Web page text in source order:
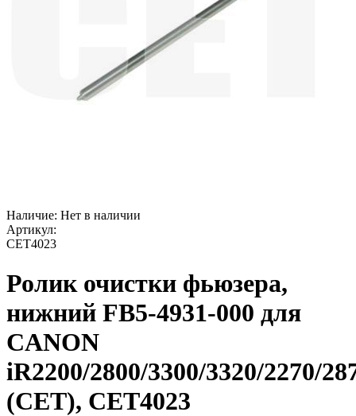
Наличие: Нет в наличии
Артикул:
CET4023
Ролик очистки фьюзера,
нижний FB5-4931-000 для
CANON
iR2200/2800/3300/3320/2270/
(CET), CET4023